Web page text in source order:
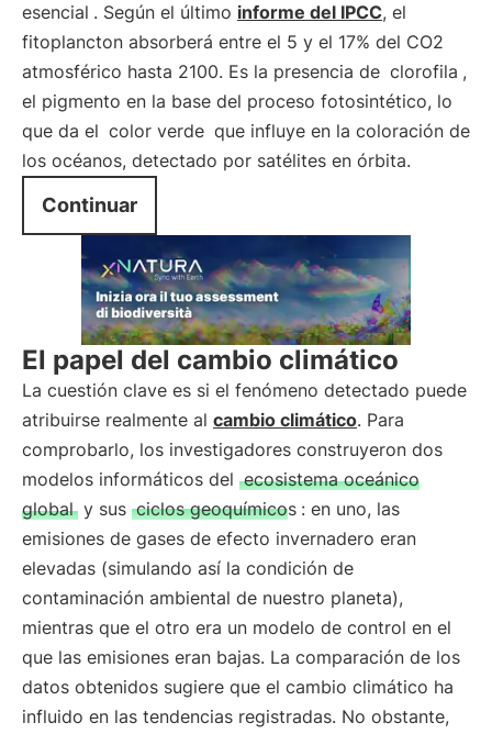
esencial . Según el último informe del IPCC, el
fitoplancton absorberá entre el 5 y el 17% del CO2
atmosférico hasta 2100. Es la presencia de clorofila ,
el pigmento en la base del proceso fotosintético, lo
que da el color verde que influye en la coloración de
los océanos, detectado por satélites en órbita.
Continuar
El papel del cambio climático
La cuestión clave es si el fenómeno detectado puede
atribuirse realmente al cambio climático. Para
comprobarlo, los investigadores construyeron dos
modelos informáticos del ecosistema oceánico
global y sus ciclos geoquímicos : en uno, las
emisiones de gases de efecto invernadero eran
elevadas (simulando así la condición de
contaminación ambiental de nuestro planeta),
mientras que el otro era un modelo de control en el
que las emisiones eran bajas. La comparación de los
datos obtenidos sugiere que el cambio climático ha
influido en las tendencias registradas. No obstante,